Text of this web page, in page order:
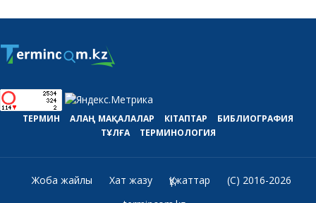
ТЕРМИН АЛАҢ МАҚАЛАЛАР КІТАПТАР
БИБЛИОГРАФИЯ
ТҰЛҒА
ТЕРМИНОЛОГИЯ
Жоба жайлы Хат жазу Құжаттар
(C) 2016-2026